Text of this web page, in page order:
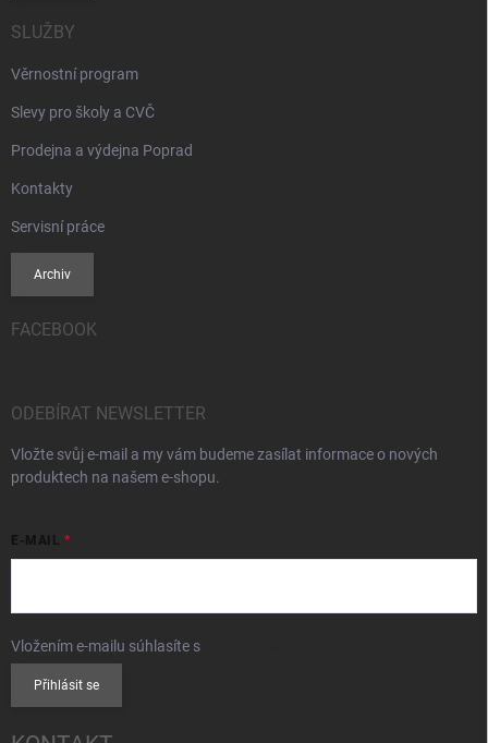
SLUŽBY
Věrnostní program
Slevy pro školy a CVČ
Prodejna a výdejna Poprad
Kontakty
Servisní práce
Archiv
FACEBOOK
ODEBÍRAT NEWSLETTER
Vložte svůj e-mail a my vám budeme zasílat informace o nových
produktech na našem e-shopu.
E-MAIL
Vložením e-mailu súhlasíte s
Přihlásit se